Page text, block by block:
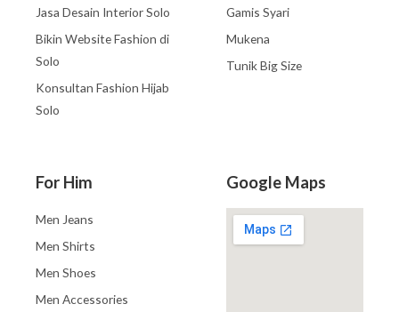
Jasa Desain Interior Solo
Bikin Website Fashion di
Solo
Konsultan Fashion Hijab
Solo
Gamis Syari
Mukena
Tunik Big Size
For Him
Men Jeans
Men Shirts
Men Shoes
Men Accessories
Google Maps